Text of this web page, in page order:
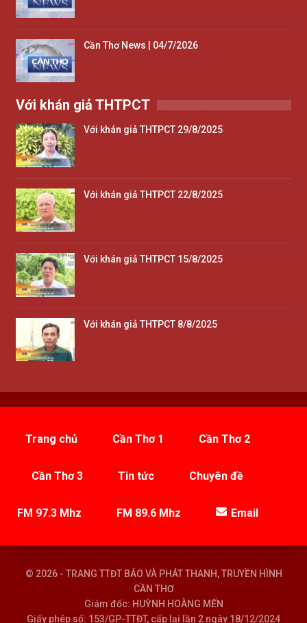
Cần Thơ News | 04/7/2026
Với khán giả THTPCT
Với khán giả THTPCT 29/8/2025
Với khán giả THTPCT 22/8/2025
Với khán giả THTPCT 15/8/2025
Với khán giả THTPCT 8/8/2025
Trang chủ Cần Thơ 1 Cần Thơ 2
Cần Thơ 3 Tin tức Chuyên đề
FM 97.3 Mhz FM 89.6 Mhz Email
© 2026 - TRANG TTĐT BÁO VÀ PHÁT THANH, TRUYỀN HÌNH
CẦN THƠ
Giám đốc: HUỲNH HOÀNG MẾN
Giấy phép số: 153/GP-TTĐT, cấp lại lần 2 ngày 18/12/2024